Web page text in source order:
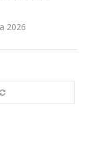
2026